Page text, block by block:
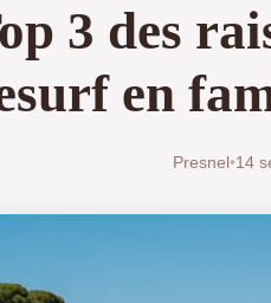
3 des
en
Presnel•14